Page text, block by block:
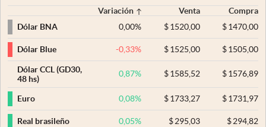
Variación Venta
Compra
Dólar BNA
0,00% $ 1520,00 $1470,00
Dólar Blue -0,33% $ 1525,00 $1505,00
Dólar CCL (GD30,
48 hs)
0,87% $ 1585,52 $1576,89
Euro 0,08% $ 1733,27 $1731,97
Real brasileño 0,05% $ 295,03 $294,82